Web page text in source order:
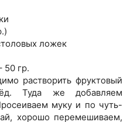
ложек
50 гр.
растворить фруктовый
Туда же добавляем
муку и по чуть-
хорошо перемешиваем,